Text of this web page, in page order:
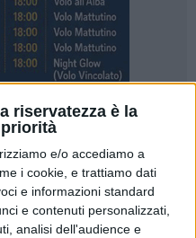
riservatezza è la
e/o accediamo a
i cookie, e trattiamo dati
e informazioni standard
e contenuti personalizzati,
analisi dell'audience e
da Giuseppe Conte.
da Conte a
spetta la nomina dei